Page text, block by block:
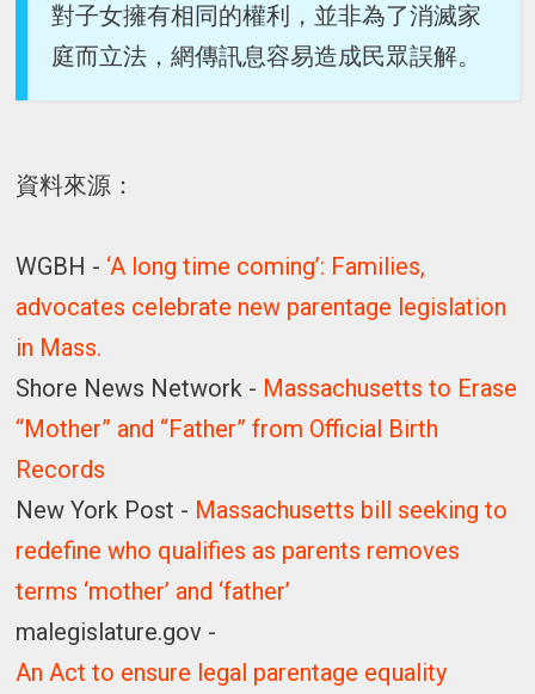
對子女擁有相同的權利，並非為了消滅家
庭而立法，網傳訊息容易造成民眾誤解。
資料來源：
WGBH - ‘A long time coming’: Families,
advocates celebrate new parentage legislation
in Mass.
Shore News Network - Massachusetts to Erase
“Mother” and “Father” from Official Birth
Records
New York Post - Massachusetts bill seeking to
redefine who qualifies as parents removes
terms ‘mother’ and ‘father’
malegislature.gov -
An Act to ensure legal parentage equality